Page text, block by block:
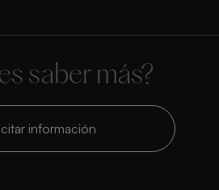
saber más?
información